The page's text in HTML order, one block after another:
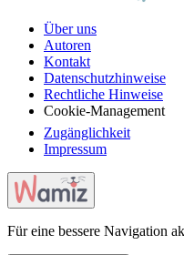
Über uns
Autoren
Kontakt
Datenschutzhinweise
Rechtliche Hinweise
Cookie-Management
Zugänglichkeit
Impressum
Für eine bessere Navigation